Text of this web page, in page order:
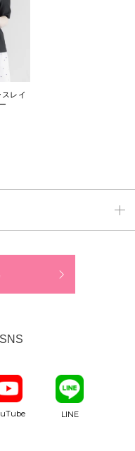
レイ
LINE